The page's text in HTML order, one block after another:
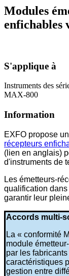
Modules
enfichables
S'applique à
Instruments des
MAX-800
Information
EXFO propose
récepteurs
(lien en anglais)
d'instruments de
Les émetteurs-
qualification
garantir leur
Accords multi-
La « conformité
module
par les
caractéristiques
gestion entre